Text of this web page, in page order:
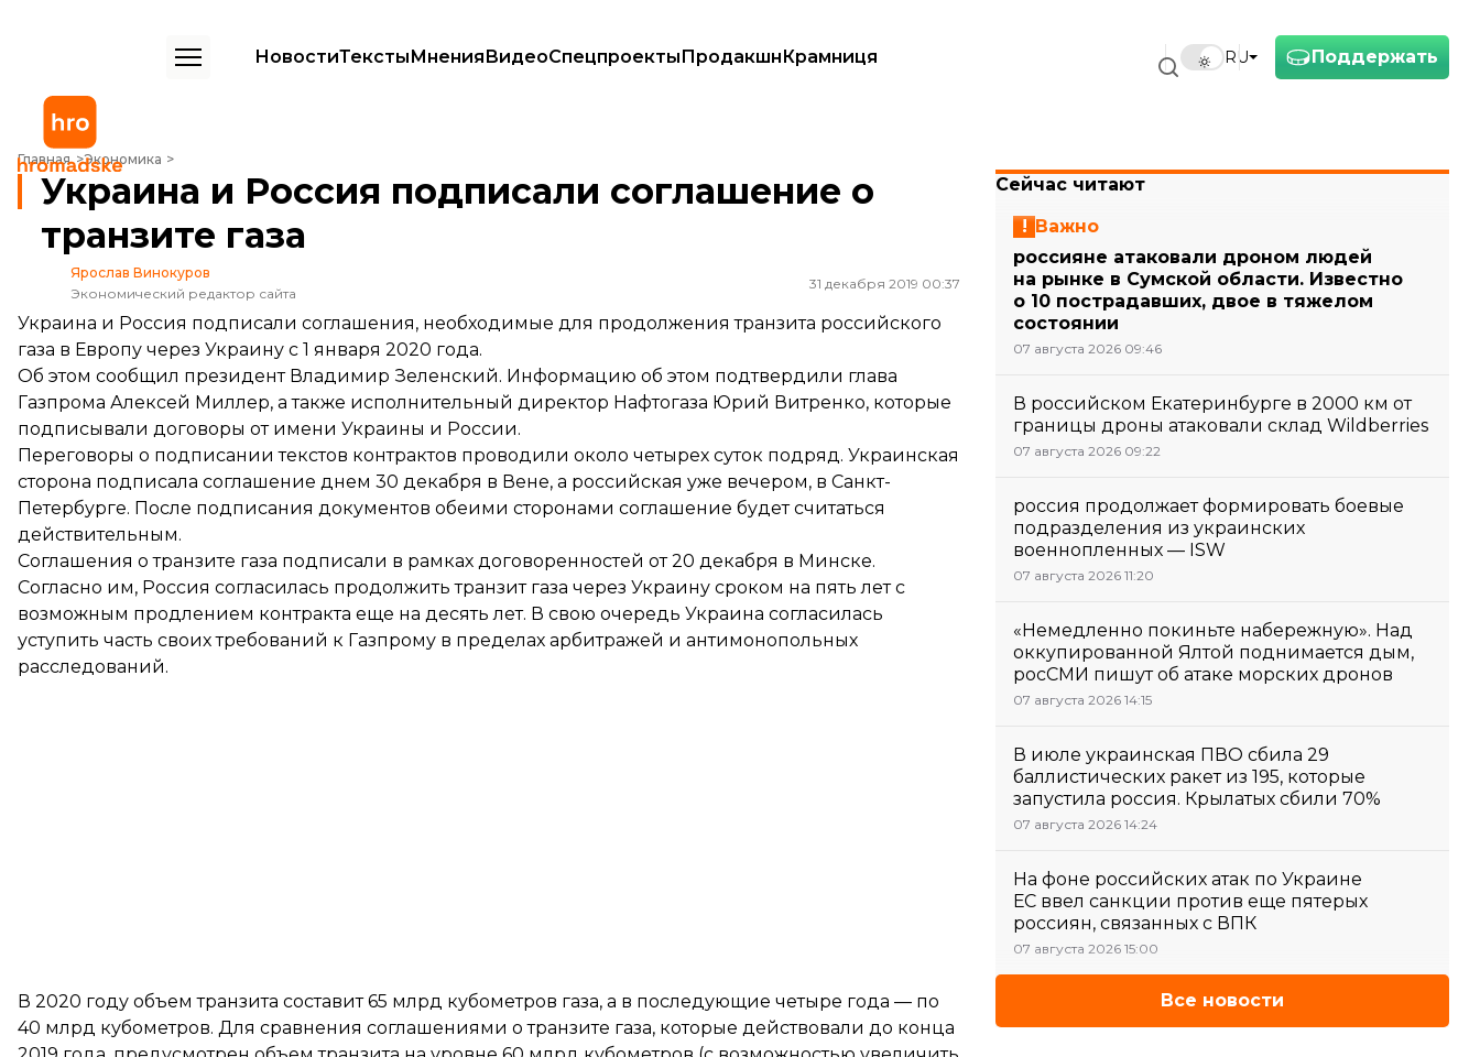
Поддержать
RU
НовостиТекстыМненияВидеоСпецпроектыПродакшнКрамниця
Главная Экономика
Украина и Россия подписали соглашение о транзите газа
Украина и Россия подписали соглашение о
транзите газа
Ярослав Винокуров
Экономический редактор сайта
31 декабря 2019 00:37
Украина и Россия подписали соглашения, необходимые для продолжения транзита российского
газа в Европу через Украину с 1 января 2020 года.
Об этом сообщил президент Владимир Зеленский. Информацию об этом подтвердили глава
Газпрома Алексей Миллер, а также исполнительный директор Нафтогаза Юрий Витренко, которые
подписывали договоры от имени Украины и России.
Переговоры о подписании текстов контрактов проводили около четырех суток подряд. Украинская
сторона подписала соглашение днем ​​30 декабря в Вене, а российская уже вечером, в Санкт-
Петербурге. После подписания документов обеими сторонами соглашение будет считаться
действительным.
Соглашения о транзите газа подписали в рамках договоренностей от 20 декабря в Минске.
Согласно им, Россия согласилась продолжить транзит газа через Украину сроком на пять лет с
возможным продлением контракта еще на десять лет. В свою очередь Украина согласилась
уступить часть своих требований к Газпрому в пределах арбитражей и антимонопольных
расследований.
В 2020 году объем транзита составит 65 млрд кубометров газа, а в последующие четыре года — по
40 млрд кубометров. Для сравнения соглашениями о транзите газа, которые действовали до конца
Сейчас читают
Важно
россияне атаковали дроном людей
на рынке в Сумской области. Известно
о 10 пострадавших, двое в тяжелом
состоянии
07 августа 2026 09:46
В российском Екатеринбурге в 2000 км от
границы дроны атаковали склад Wildberries
07 августа 2026 09:22
россия продолжает формировать боевые
подразделения из украинских
военнопленных — ISW
07 августа 2026 11:20
«Немедленно покиньте набережную». Над
оккупированной Ялтой поднимается дым,
росСМИ пишут об атаке морских дронов
07 августа 2026 14:15
В июле украинская ПВО сбила 29
баллистических ракет из 195, которые
запустила россия. Крылатых сбили 70%
07 августа 2026 14:24
На фоне российских атак по Украине
ЕС ввел санкции против еще пятерых
россиян, связанных с ВПК
07 августа 2026 15:00
Все новости